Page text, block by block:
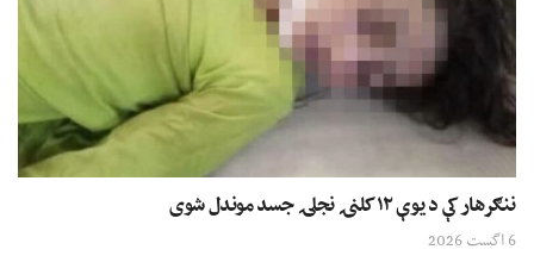
ننګرهار کې د یوې ۱۲ کلنۍ نجلۍ جسد موندل شوی
6 اگست 2026